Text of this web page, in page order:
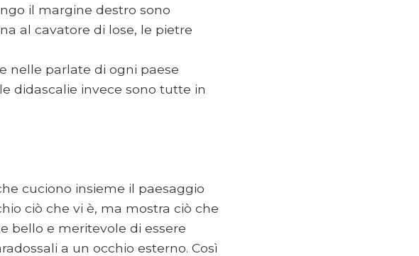
il margine destro sono
al cavatore di lose, le pietre
nelle parlate di ogni paese
didascalie invece sono tutte in
cuciono insieme il paesaggio
ciò che vi è, ma mostra ciò che
bello e meritevole di essere
a un occhio esterno. Così